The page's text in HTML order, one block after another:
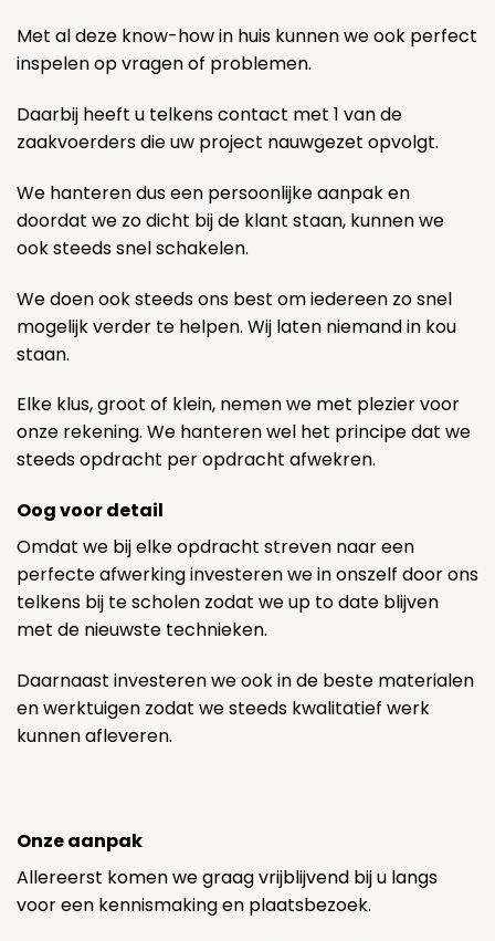
Met al deze know-how in huis kunnen we ook perfect
inspelen op vragen of problemen.
Daarbij heeft u telkens contact met 1 van de
zaakvoerders die uw project nauwgezet opvolgt.
We hanteren dus een persoonlijke aanpak en
doordat we zo dicht bij de klant staan, kunnen we
ook steeds snel schakelen.
We doen ook steeds ons best om iedereen zo snel
mogelijk verder te helpen. Wij laten niemand in kou
staan.
Elke klus, groot of klein, nemen we met plezier voor
onze rekening. We hanteren wel het principe dat we
steeds opdracht per opdracht afwekren.
Oog voor detail
Omdat we bij elke opdracht streven naar een
perfecte afwerking investeren we in onszelf door ons
telkens bij te scholen zodat we up to date blijven
met de nieuwste technieken.
Daarnaast investeren we ook in de beste materialen
en werktuigen zodat we steeds kwalitatief werk
kunnen afleveren.
Onze aanpak
Allereerst komen we graag vrijblijvend bij u langs
voor een kennismaking en plaatsbezoek.